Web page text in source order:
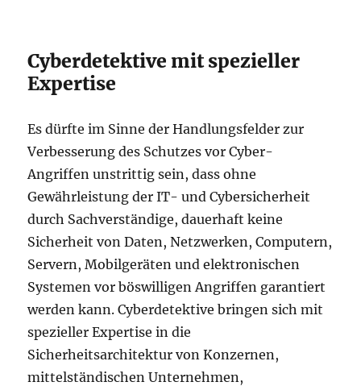
Cyberdetektive mit spezieller
Expertise
Es dürfte im Sinne der Handlungsfelder zur
Verbesserung des Schutzes vor Cyber-
Angriffen unstrittig sein, dass ohne
Gewährleistung der IT- und Cybersicherheit
durch Sachverständige, dauerhaft keine
Sicherheit von Daten, Netzwerken, Computern,
Servern, Mobilgeräten und elektronischen
Systemen vor böswilligen Angriffen garantiert
werden kann. Cyberdetektive bringen sich mit
spezieller Expertise in die
Sicherheitsarchitektur von Konzernen,
mittelständischen Unternehmen,